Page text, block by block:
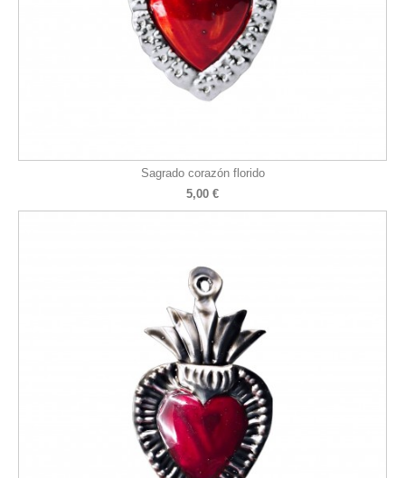
Sagrado corazón florido
5,00 €